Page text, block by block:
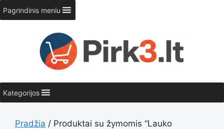
Pereiti
prie
turinio
Pagrindinis meniu
Kategorijos
Pradžia / Produktai su žymomis “Lauko